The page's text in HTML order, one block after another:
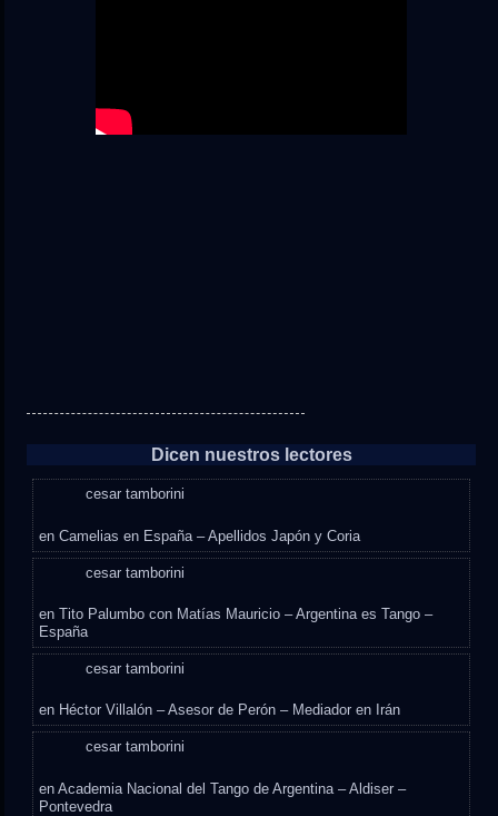
Dicen nuestros lectores
cesar tamborini
enCamelias en España – Apellidos Japón y Coria
cesar tamborini
enTito Palumbo con Matías Mauricio – Argentina es Tango –
España
cesar tamborini
en Héctor Villalón – Asesor de Perón – Mediador en Irán
cesar tamborini
enAcademia Nacional del Tango de Argentina – Aldiser –
Pontevedra